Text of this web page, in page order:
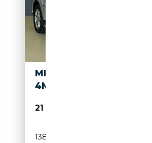
MERCEDES-BENZ ML 500
4MATIC
21 800€
138 921 km